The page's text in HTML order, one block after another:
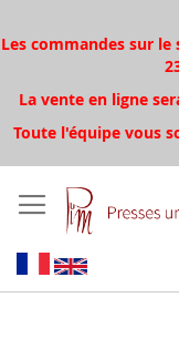
Les commandes sur
La vente en ligne
Toute l'équipe vous